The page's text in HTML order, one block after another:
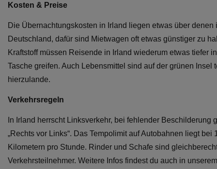
Kosten & Preise
Die Übernachtungskosten in Irland liegen etwas über denen
Deutschland, dafür sind Mietwagen oft etwas günstiger zu
Kraftstoff müssen Reisende in Irland wiederum etwas tiefer
Tasche greifen. Auch Lebensmittel sind auf der grünen Insel
hierzulande.
Verkehrsregeln
In Irland herrscht Linksverkehr, bei fehlender Beschilderung
„Rechts vor Links“. Das Tempolimit auf Autobahnen liegt bei
Kilometern pro Stunde. Rinder und Schafe sind
Verkehrsteilnehmer. Weitere Infos findest du auch in unserem